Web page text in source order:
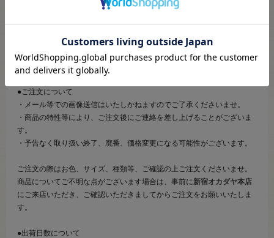
また、詳細につきましてのご案内、ご相談もオンラインショップ窓
文いただきますようお願いいたします。
●ご注文について
・メール等での画像送信はいたしかねますのでご了承くださいませ。
・商品の特性等により、ご注文後にご連絡を差し上げることがございま
す。
・予告なく取り扱い終了、廃番、価格変更になる可能性がございます。
ご注文の際はお色、サイズ、種類等、ご確認の上ご注文くださいませ。
商品についてご不明な点がございます場合は、事前に新宿オカダヤ本店
にご来店いただき、ご確認いただきましてからご注文をお願いいたしま
す。
●出荷日数について